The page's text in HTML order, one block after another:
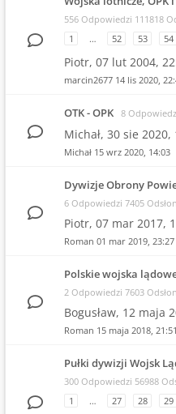
556 Odpowiedzi 111818
1
… 52 53 54
Piotr, 07 lut 2004,
marcin2677 14 lis 2020,
OTK - OPK 8
Michał, 30 sie 2020,
Michał 15 wrz 2020, 14:03
Dywizje Obrony
6 Odpowiedzi 7405
Piotr, 07 mar 2017,
Roman 01 mar 2019, 23:27
Polskie wojska
2 Odpowiedzi 7603
Bogusław, 12 maja
Roman 15 maja 2018, 21:51
Pułki dywizji Wojsk
300 Odpowiedzi 56988
1
… 27 28 29